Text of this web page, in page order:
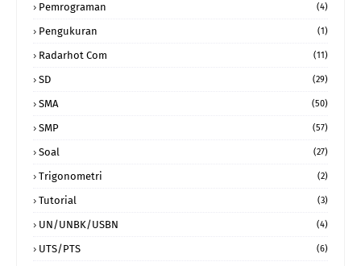
Pemrograman (4)
Pengukuran (1)
Radarhot Com (11)
SD (29)
SMA (50)
SMP (57)
Soal (27)
Trigonometri (2)
Tutorial (3)
UN/UNBK/USBN (4)
UTS/PTS (6)